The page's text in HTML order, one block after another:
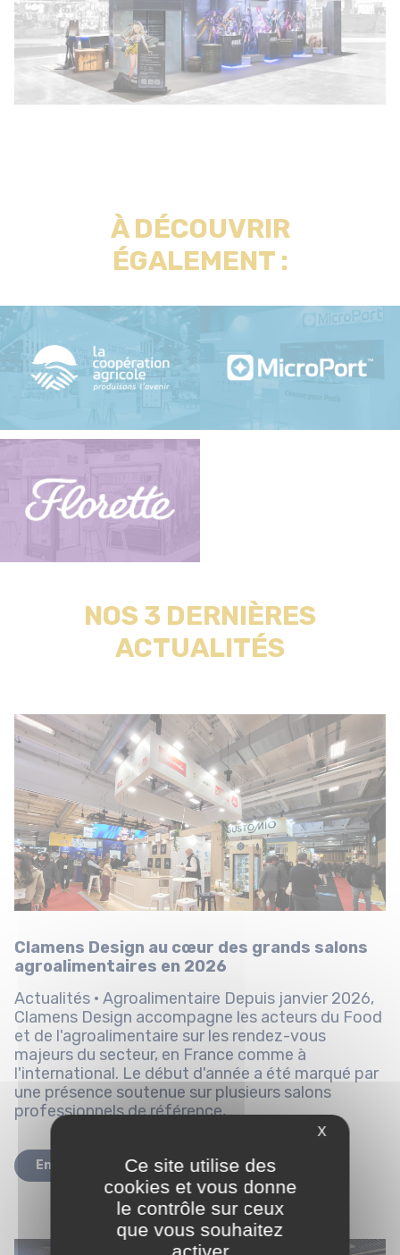
À DÉCOUVRIR
ÉGALEMENT :
NOS 3 DERNIÈRES
ACTUALITÉS
Clamens Design au cœur des grands salons
agroalimentaires en 2026
Actualités · Agroalimentaire Depuis janvier 2026,
Clamens Design accompagne les acteurs du Food
et de l'agroalimentaire sur les rendez-vous
majeurs du secteur, en France comme à
l'international. Le début d'année a été marqué par
une présence soutenue sur plusieurs salons
professionnels de référence,...
En savoir plus
X
Ce site utilise des
cookies et vous donne
le contrôle sur ceux
que vous souhaitez